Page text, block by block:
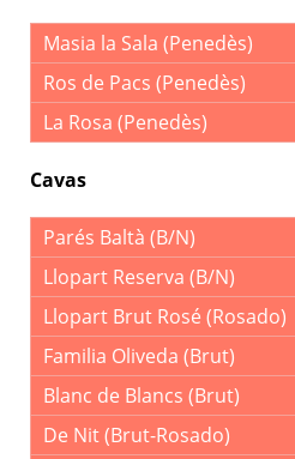
Masia la Sala (Penedès)
Ros de Pacs (Penedès)
La Rosa (Penedès)
Cavas
Parés Baltà (B/N)
Llopart Reserva (B/N)
Llopart Brut Rosé (Rosado)
Familia Oliveda (Brut)
Blanc de Blancs (Brut)
De Nit (Brut-Rosado)